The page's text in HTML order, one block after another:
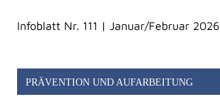
Infoblatt Nr. 111 | Januar/Februar 2026
PRÄVENTION UND AUFARBEITUNG